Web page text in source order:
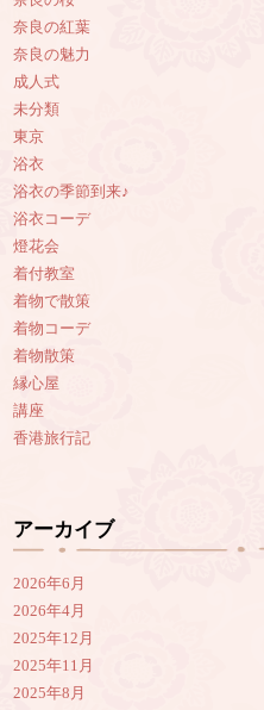
奈良の紅葉
奈良の魅力
成人式
未分類
東京
浴衣
浴衣の季節到来♪
浴衣コーデ
燈花会
着付教室
着物で散策
着物コーデ
着物散策
縁心屋
講座
香港旅行記
アーカイブ
2026年6月
2026年4月
2025年12月
2025年11月
2025年8月